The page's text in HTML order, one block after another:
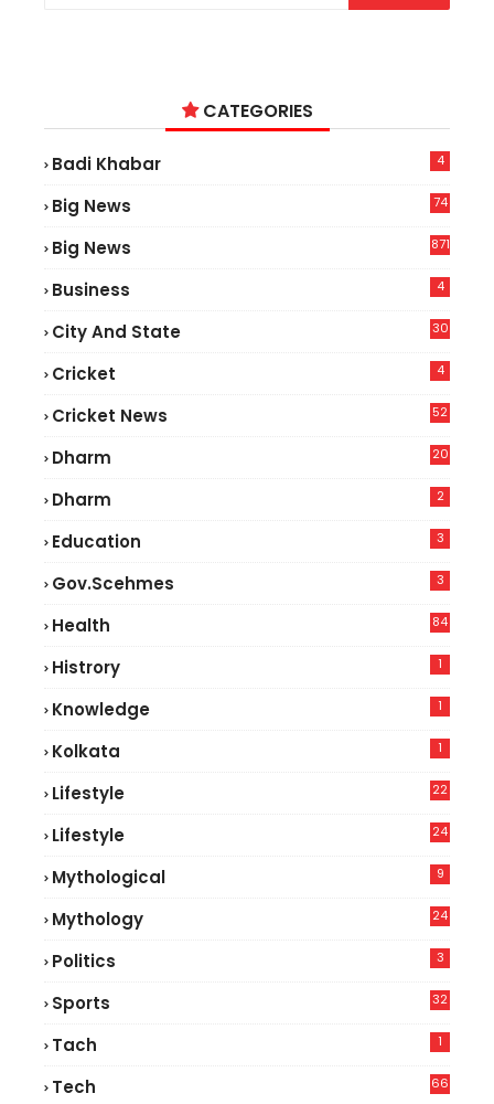
CATEGORIES
Badi Khabar 4
Big News
74
Big News 871
Business 4
City And State 30
Cricket 4
Cricket News
52
Dharm 20
Dharm 2
Education 3
Gov.scehmes 3
Health
84
Histrory 1
Knowledge 1
Kolkata 1
Lifestyle
22
Lifestyle
24
Mythological 9
Mythology 24
Politics 3
Sports 32
Tach 1
Tech
66